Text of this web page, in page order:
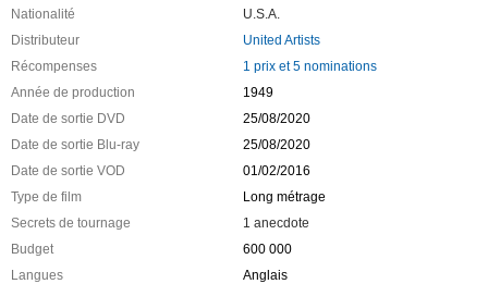
Nationalité
U.S.A.
Distributeur
United Artists
Récompenses
1 prix et 5 nominations
Année de production
1949
Date de sortie DVD
25/08/2020
Date de sortie Blu-ray
25/08/2020
Date de sortie VOD
01/02/2016
Type de film
Long métrage
Secrets de tournage
1 anecdote
Budget
600 000
Langues
Anglais